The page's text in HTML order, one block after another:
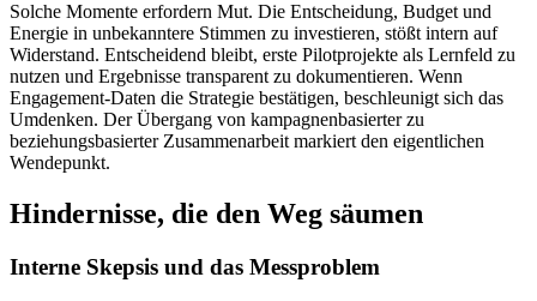
Solche Momente erfordern Mut. Die Entscheidung, Budget und
Energie in unbekanntere Stimmen zu investieren, stößt intern auf
Widerstand. Entscheidend bleibt, erste Pilotprojekte als Lernfeld zu
nutzen und Ergebnisse transparent zu dokumentieren. Wenn
Engagement-Daten die Strategie bestätigen, beschleunigt sich das
Umdenken. Der Übergang von kampagnenbasierter zu
beziehungsbasierter Zusammenarbeit markiert den eigentlichen
Wendepunkt.
Hindernisse, die den Weg säumen
Interne Skepsis und das Messproblem